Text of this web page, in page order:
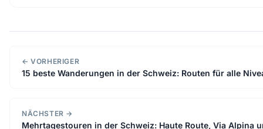
← VORHERIGER
15 beste Wanderungen in der Schweiz: Routen für alle
NÄCHSTER →
Mehrtagestouren in der Schweiz: Haute Route, Via Alpina